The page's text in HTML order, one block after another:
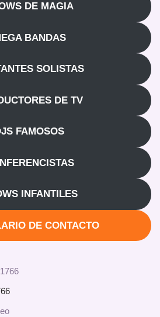
DE MAGIA
BANDAS
SOLISTAS
DE TV
FAMOSOS
INFANTILES
DE CONTACTO